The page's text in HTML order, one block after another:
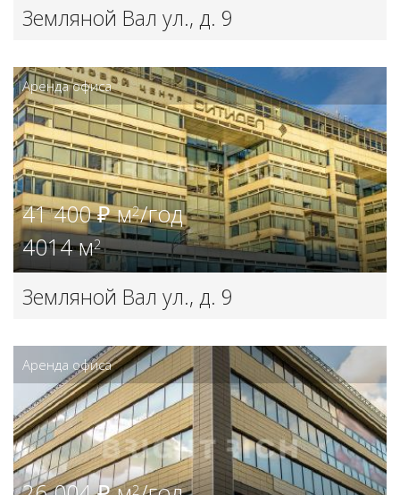
Земляной Вал ул., д. 9
Аренда офиса
41 400 ₽ м2/год
4014 м2
Земляной Вал ул., д. 9
Аренда офиса
2